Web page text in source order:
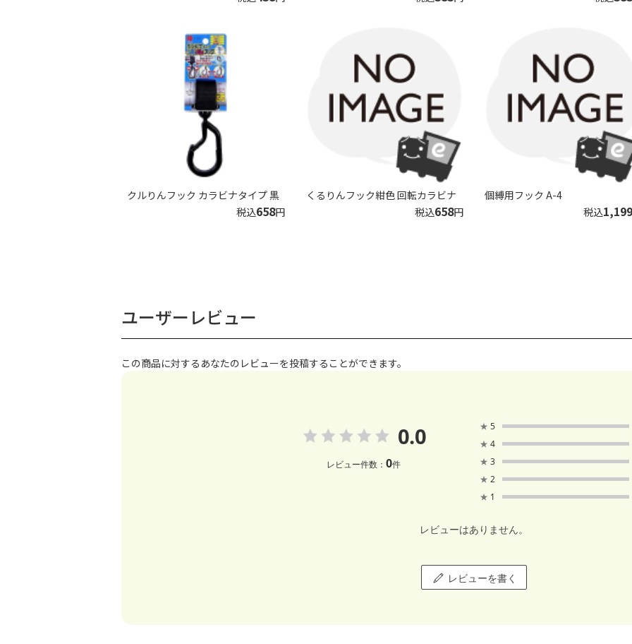
クルりんフック カラビナタイプ 黒
税込658円
くるりんフック紺色 回転カラビナ
税込658円
個縛用フック A-4
税込1,199
ユーザーレビュー
この商品に対するあなたのレビューを投稿することができます。
0.0
レビュー件数： 0件
★ 5
★ 4
★ 3
★ 2
★ 1
レビューはありません。
レビューを書く